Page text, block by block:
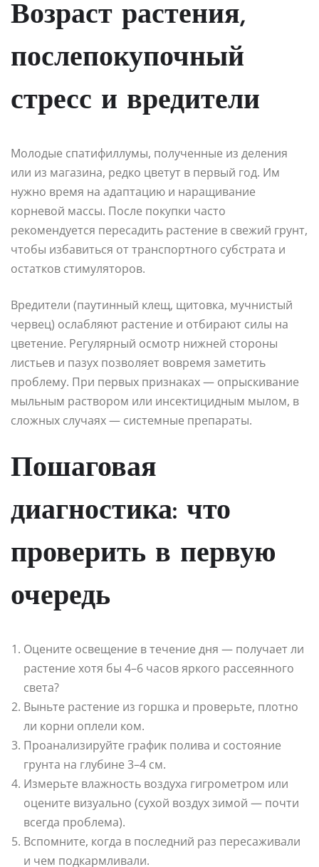
Возраст растения,
послепокупочный
стресс и вредители
Молодые спатифиллумы, полученные из деления
или из магазина, редко цветут в первый год. Им
нужно время на адаптацию и наращивание
корневой массы. После покупки часто
рекомендуется пересадить растение в свежий грунт,
чтобы избавиться от транспортного субстрата и
остатков стимуляторов.
Вредители (паутинный клещ, щитовка, мучнистый
червец) ослабляют растение и отбирают силы на
цветение. Регулярный осмотр нижней стороны
листьев и пазух позволяет вовремя заметить
проблему. При первых признаках — опрыскивание
мыльным раствором или инсектицидным мылом, в
сложных случаях — системные препараты.
Пошаговая
диагностика: что
проверить в первую
очередь
Оцените освещение в течение дня — получает ли
растение хотя бы 4–6 часов яркого рассеянного
света?
Выньте растение из горшка и проверьте, плотно
ли корни оплели ком.
Проанализируйте график полива и состояние
грунта на глубине 3–4 см.
Измерьте влажность воздуха гигрометром или
оцените визуально (сухой воздух зимой — почти
всегда проблема).
Вспомните, когда в последний раз пересаживали
и чем подкармливали.